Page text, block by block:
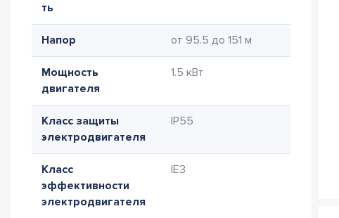
ть
Напор от 95.5 до 151 м
Мощность
двигателя
1.5 кВт
Класс защиты
электродвигателя
IP55
Класс
эффективности
электродвигателя
IE3